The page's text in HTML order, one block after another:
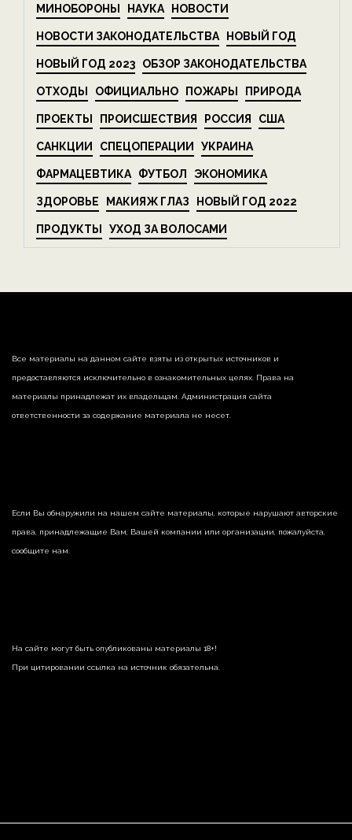
МИНОБОРОНЫ НАУКА НОВОСТИ
НОВОСТИ ЗАКОНОДАТЕЛЬСТВА НОВЫЙ ГОД
НОВЫЙ ГОД 2023 ОБЗОР ЗАКОНОДАТЕЛЬСТВА
ОТХОДЫ ОФИЦИАЛЬНО ПОЖАРЫ ПРИРОДА
ПРОЕКТЫ ПРОИСШЕСТВИЯ РОССИЯ США
САНКЦИИ СПЕЦОПЕРАЦИИ УКРАИНА
ФАРМАЦЕВТИКА ФУТБОЛ ЭКОНОМИКА
ЗДОРОВЬЕ МАКИЯЖ ГЛАЗ НОВЫЙ ГОД 2022
ПРОДУКТЫ УХОД ЗА ВОЛОСАМИ
Все материалы на данном сайте взяты из открытых источников и
предоставляются исключительно в ознакомительных целях. Права на
материалы принадлежат их владельцам. Администрация сайта
ответственности за содержание материала не несет.
Если Вы обнаружили на нашем сайте материалы, которые нарушают авторские
права, принадлежащие Вам, Вашей компании или организации, пожалуйста,
сообщите нам.
На сайте могут быть опубликованы материалы 18+!
При цитировании ссылка на источник обязательна.